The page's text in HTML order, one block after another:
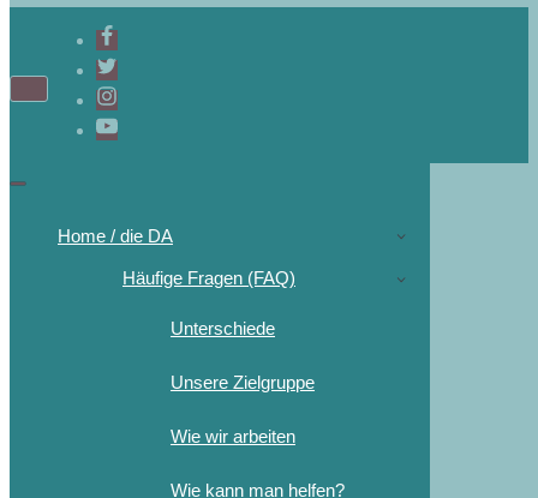
Navigations-
Navigations-
Home / die DA
Häufige Fragen (FAQ)
Unterschiede
Unsere Zielgruppe
Wie wir arbeiten
Wie kann man helfen?